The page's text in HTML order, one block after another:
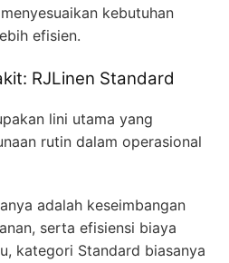
kebutuhan
efisien.
RJLinen Standard
lini utama yang
rutin dalam operasional
adalah keseimbangan
serta efisiensi biaya
kategori Standard biasanya